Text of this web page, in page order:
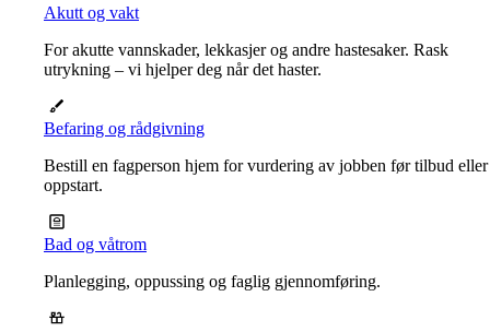
Akutt og vakt
For akutte vannskader, lekkasjer og andre hastesaker. Rask
utrykning – vi hjelper deg når det haster.
Befaring og rådgivning
Bestill en fagperson hjem for vurdering av jobben før tilbud eller
oppstart.
Bad og våtrom
Planlegging, oppussing og faglig gjennomføring.